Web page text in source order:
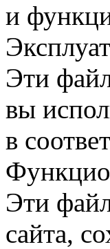
и
Эти
вы
в
Эти
сайта,